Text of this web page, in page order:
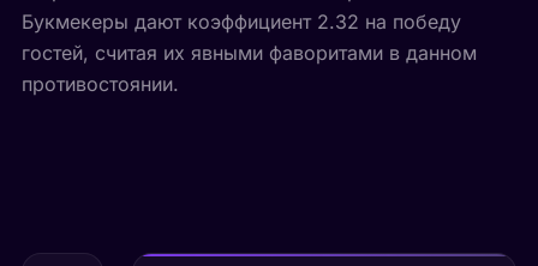
Букмекеры дают коэффициент 2.32 на победу
гостей, считая их явными фаворитами в данном
противостоянии.